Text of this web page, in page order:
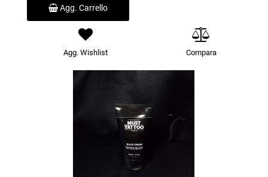
Agg. Carrello
Agg. Wishlist Compara